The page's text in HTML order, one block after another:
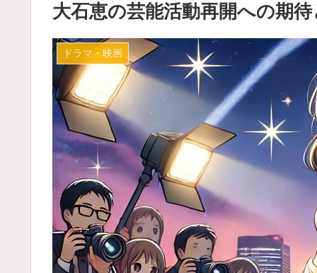
大石恵の芸能活動再開への期待
ドラマ・映画